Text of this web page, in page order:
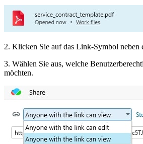
2. Klicken Sie auf das Link-Symbol neben
3. Wählen Sie aus, welche
möchten.